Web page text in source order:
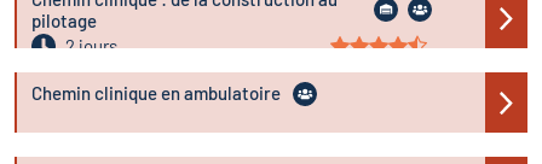
pilotage
2 jours
Chemin clinique en ambulatoire